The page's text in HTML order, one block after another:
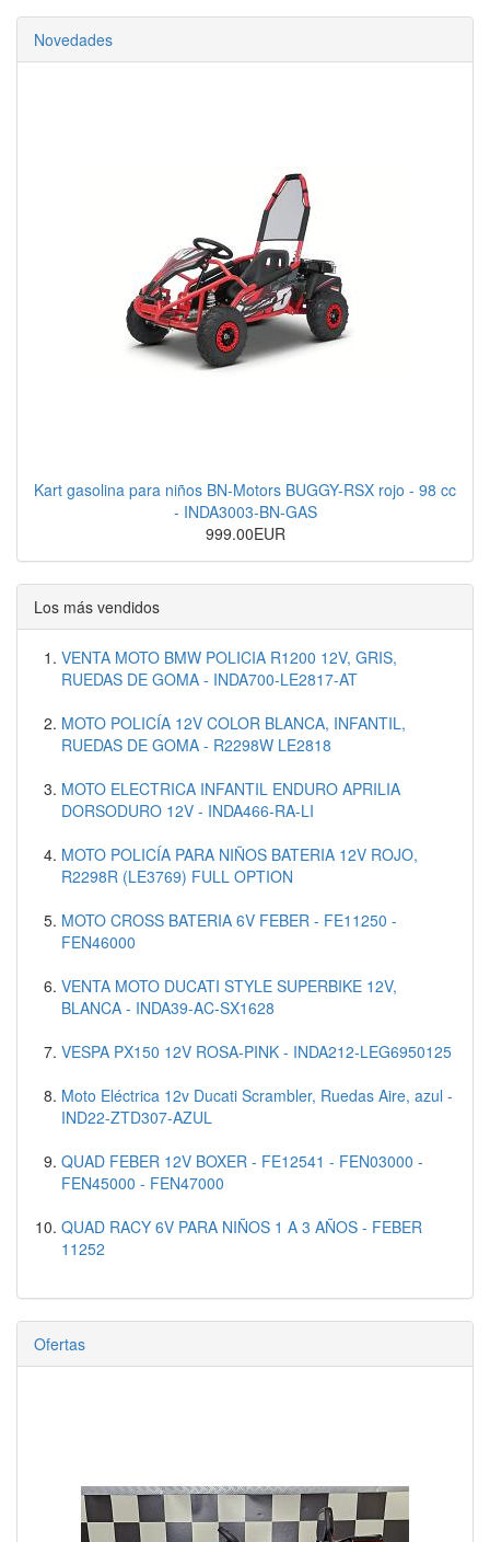
Novedades
Kart gasolina para niños BN-Motors BUGGY-RSX rojo - 98 cc
- INDA3003-BN-GAS
999.00EUR
Los más vendidos
VENTA MOTO BMW POLICIA R1200 12V, GRIS,
RUEDAS DE GOMA - INDA700-LE2817-AT
MOTO POLICÍA 12V COLOR BLANCA, INFANTIL,
RUEDAS DE GOMA - R2298W LE2818
MOTO ELECTRICA INFANTIL ENDURO APRILIA
DORSODURO 12V - INDA466-RA-LI
MOTO POLICÍA PARA NIÑOS BATERIA 12V ROJO,
R2298R (LE3769) FULL OPTION
MOTO CROSS BATERIA 6V FEBER - FE11250 -
FEN46000
VENTA MOTO DUCATI STYLE SUPERBIKE 12V,
BLANCA - INDA39-AC-SX1628
VESPA PX150 12V ROSA-PINK - INDA212-LEG6950125
Moto Eléctrica 12v Ducati Scrambler, Ruedas Aire, azul -
IND22-ZTD307-AZUL
QUAD FEBER 12V BOXER - FE12541 - FEN03000 -
FEN45000 - FEN47000
QUAD RACY 6V PARA NIÑOS 1 A 3 AÑOS - FEBER
11252
Ofertas